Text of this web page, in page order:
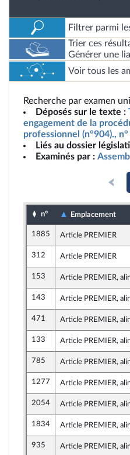
Filtrer parmi
Trier ces
Générer une
Voir tous les
Recherche par examen
Déposés sur le texte :
engagement de la
professionnel (n°904).,
Liés au dossier
Examinés par :
n° Emplacement
1885 Article PREMIER
312 Article PREMIER
153 Article PREMIER,
143 Article PREMIER,
471 Article PREMIER,
133 Article PREMIER,
785 Article PREMIER,
1277 Article PREMIER,
2054 Article PREMIER,
1834 Article PREMIER,
935 Article PREMIER,